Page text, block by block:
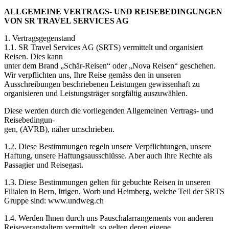
ALLGEMEINE VERTRAGS- UND REISEBEDINGUNGEN
VON SR TRAVEL SERVICES AG
1. Vertragsgegenstand
1.1. SR Travel Services AG (SRTS) vermittelt und organisiert
Reisen. Dies kann
unter dem Brand „Schär-Reisen“ oder „Nova Reisen“ geschehen.
Wir verpflichten uns, Ihre Reise gemäss den in unseren
Ausschreibungen beschriebenen Leistungen gewissenhaft zu
organisieren und Leistungsträger sorgfältig auszuwählen.
Diese werden durch die vorliegenden Allgemeinen Vertrags- und
Reisebedingun-
gen, (AVRB), näher umschrieben.
1.2. Diese Bestimmungen regeln unsere Verpflichtungen, unsere
Haftung, unsere Haftungsausschlüsse. Aber auch Ihre Rechte als
Passagier und Reisegast.
1.3. Diese Bestimmungen gelten für gebuchte Reisen in unseren
Filialen in Bern, Ittigen, Worb und Heimberg, welche Teil der SRTS
Gruppe sind: www.undweg.ch
1.4. Werden Ihnen durch uns Pauschalarrangements von anderen
Reiseveranstaltern vermittelt, so gelten deren eigene